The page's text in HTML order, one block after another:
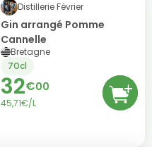
Distillerie Février
Gin arrangé Pomme
Cannelle
Bretagne
70cl
32€00
45,71€/L